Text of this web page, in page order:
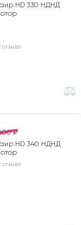
HD 330 НДНД
отзыва
₽
HD 340 НДНД
отзыва